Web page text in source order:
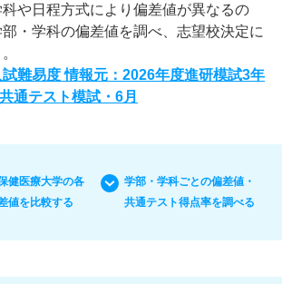
や日程方式により偏差値が異なるの
・学科の偏差値を調べ、志望校決定に
難易度 情報元：2026年度進研模試3年
通テスト模試・6月
健医療大学の各
値を比較する
学部・学科ごとの偏差値・
共通テスト得点率を調べる